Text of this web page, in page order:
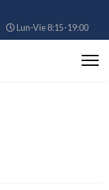
Lun-Vie 8:15-19:00